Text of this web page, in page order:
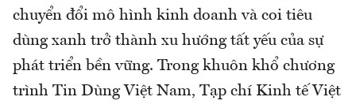
chuyển đổi mô hình kinh doanh và coi tiêu
dùng xanh trở thành xu hướng tất yếu của sự
phát triển bền vững. Trong khuôn khổ chương
trình Tin Dùng Việt Nam, Tạp chí Kinh tế Việt